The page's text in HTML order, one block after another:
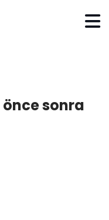
önce sonra